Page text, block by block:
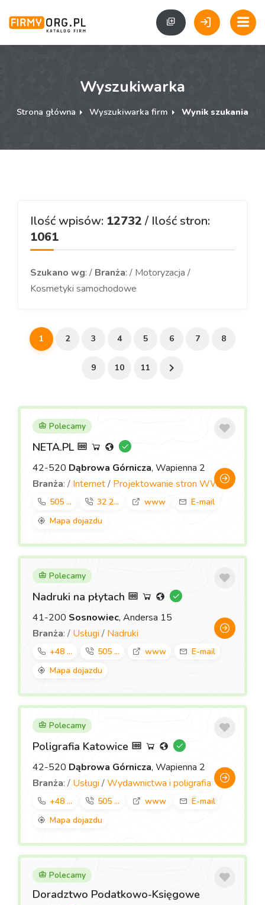
Wyszukiwarka
Strona główna Wyszukiwarka firm Wynik szukania
Ilość wpisów: 12732 / Ilość stron:
1061
Szukano wg: / Branża: / Motoryzacja /
Kosmetyki samochodowe
1 2 3 4 5 6 7 8
9 10 11
Polecamy
NETA.PL
42-520 Dąbrowa Górnicza, Wapienna 2
Branża: / Internet/ Projektowanie stron WWW
505 ... 32 2... www
E-mail
Mapa dojazdu
Polecamy
Nadruki na płytach
41-200 Sosnowiec, Andersa 15
Branża: / Usługi / Nadruki
+48 ... 505 ... www
E-mail
Mapa dojazdu
Polecamy
Poligrafia Katowice
42-520 Dąbrowa Górnicza, Wapienna 2
Branża: / Usługi /Wydawnictwa i poligrafia
+48 ... 505 ... www
E-mail
Mapa dojazdu
Polecamy
Doradztwo Podatkowo-Księgowe